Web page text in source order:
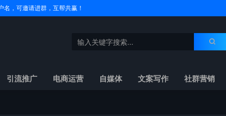
，可邀请进群，互帮共赢！
引流推广 电商运营 自媒体 文案写作 社群营销